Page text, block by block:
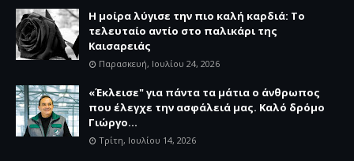
Η μοίρα λύγισε την πιο καλή καρδιά: Το
τελευταίο αντίο στο παλικάρι της
Καισαρειάς
Παρασκευή, Ιουλίου 24, 2026
«Έκλεισε" για πάντα τα μάτια ο άνθρωπος
που έλεγχε την ασφάλειά μας. Καλό δρόμο
Γιώργο...
Τρίτη, Ιουλίου 14, 2026